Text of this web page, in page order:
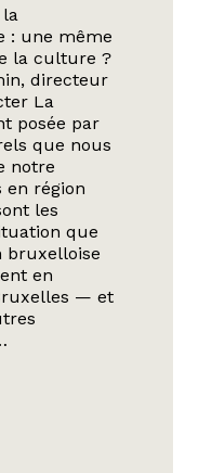
la
: une même
la culture ?
directeur
La
posée par
que nous
notre
en région
les
que
bruxelloise
en
— et